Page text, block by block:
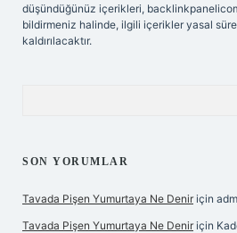
düşündüğünüz içerikleri,
bildirmeniz halinde, ilgili içerikler yasal
kaldırılacaktır.
SON YORUMLAR
Tavada Pişen Yumurtaya Ne Denir için
Tavada Pişen Yumurtaya Ne Denir için